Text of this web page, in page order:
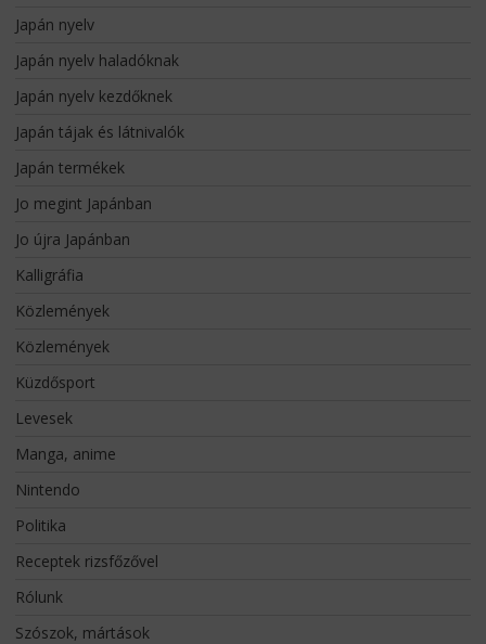
Japán nyelv
Japán nyelv haladóknak
Japán nyelv kezdőknek
Japán tájak és látnivalók
Japán termékek
Jo megint Japánban
Jo újra Japánban
Kalligráfia
Közlemények
Közlemények
Küzdősport
Levesek
Manga, anime
Nintendo
Politika
Receptek rizsfőzővel
Rólunk
Szószok, mártások